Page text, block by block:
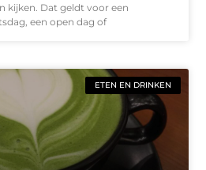
kijken. Dat geldt voor een
een open dag of
ETEN EN DRINKEN